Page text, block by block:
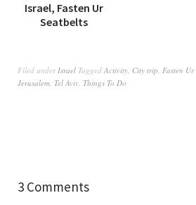
Filed under Israel Tagged Activity City trip Fasten Ur
Jerusalem Tel Aviv Things To Do
3 Comments